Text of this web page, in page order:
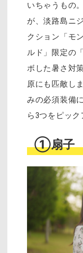
いちゃうもの
が、淡路島ニ
クション「モ
ルド」限定の
ボした暑さ対
原にも匹敵し
みの必須装備
ら3つをピック
①扇子